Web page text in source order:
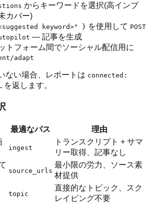
からキーワードを選択(高インプ
カバー)
keyword>" } を使用して POST
— 記事を生成
トフォーム間でソーシャル配信用に
adapt
ない場合、レポートは connected:
を返します。
最適なパス
理由
ingest
トランスクリプト + サマ
リー取得、記事なし
source_urls
最小限の労力、ソース素
材提供
topic
直接的なトピック、スク
レイピング不要